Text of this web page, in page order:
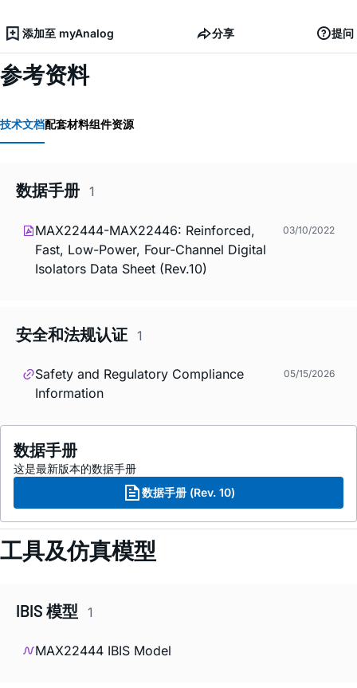
添加至 myAnalog 分享 提问
参考资料
技术文档配套材料组件资源
数据手册 1
MAX22444-MAX22446: Reinforced,
Fast, Low-Power, Four-Channel Digital
Isolators Data Sheet (Rev.10)
03/10/2022
安全和法规认证 1
Safety and Regulatory Compliance
Information
05/15/2026
数据手册
这是最新版本的数据手册
数据手册 (Rev. 10)
工具及仿真模型
IBIS 模型 1
MAX22444 IBIS Model